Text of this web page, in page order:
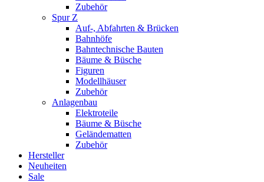
Zubehör
Spur Z
Auf-, Abfahrten & Brücken
Bahnhöfe
Bahntechnische Bauten
Bäume & Büsche
Figuren
Modellhäuser
Zubehör
Anlagenbau
Elektroteile
Bäume & Büsche
Geländematten
Zubehör
Hersteller
Neuheiten
Sale